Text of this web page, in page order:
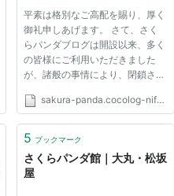
平素は格別なご高配を賜り、厚く
御礼申しあげます。 さて、さく
らパンダブログは開設以来、多く
の皆様にご利用いただきました
が、諸般の事情により、閉鎖させ
愛顧に対しまして、スタッフ一
御礼申しあげます。 長らくのご
愛顧誠にありがとうございまし
た。 ...
sakura-panda.cocolog-nifty.com
5 ブックマーク
さくらパンダ館｜大丸・松坂
屋